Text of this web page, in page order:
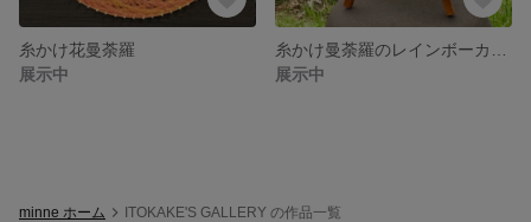
糸かけ花曼荼羅
展示中
展示中
minne ホーム ITOKAKE'S GALLERY の作品一覧